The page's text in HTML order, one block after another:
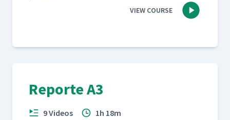
VIEW COURSE
Reporte A3
9 Videos 1h 18m